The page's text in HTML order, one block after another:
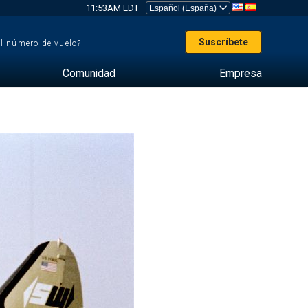
11:53AM EDT
número de vuelo? Suscríbete
Comunidad Empresa